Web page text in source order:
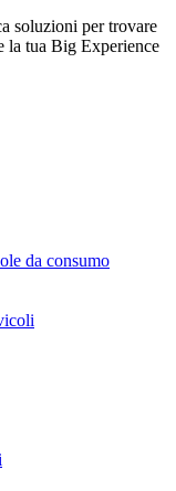
soluzioni per trovare
la tua Big Experience
da consumo